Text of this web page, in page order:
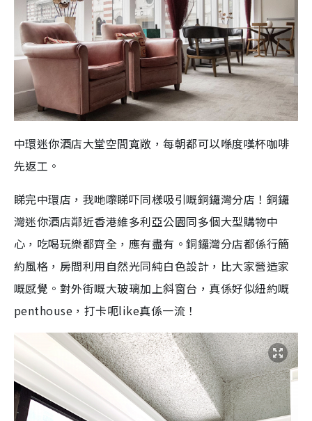
中環迷你酒店大堂空間寬敞，每朝都可以喺度嘆杯咖啡
先返工。
睇完中環店，我哋嚟睇吓同樣吸引嘅銅鑼灣分店！銅鑼
灣迷你酒店鄰近香港維多利亞公園同多個大型購物中
心，吃喝玩樂都齊全，應有盡有。銅鑼灣分店都係行簡
約風格，房間利用自然光同純白色設計，比大家營造家
嘅感覺。對外街嘅大玻璃加上斜窗台，真係好似紐約嘅
penthouse，打卡呃like真係一流！